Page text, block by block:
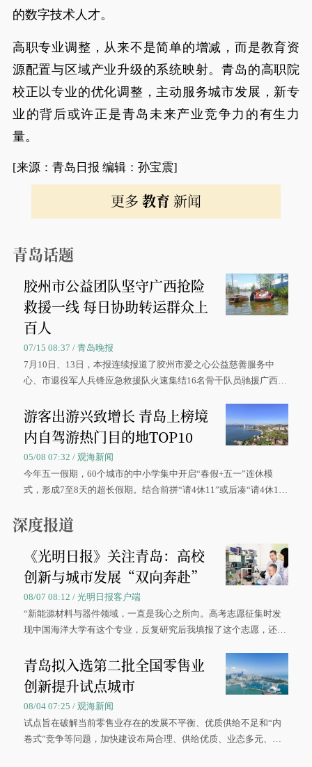
的数字技术人才。
高职专业调整，从来不是简单的增减，而是教育资
源配置与区域产业升级的系统映射。青岛的高职院
校正以专业的优化调整，主动服务城市发展，新专
业的背后或许正是青岛未来产业竞争力的有生力
量。
[来源：青岛日报 编辑：孙宝震]
更多 教育 新闻
青岛话题
胶州市公益团队坚守广西抢险
救援一线 每日协助转运群众上
百人
07/15 08:37 / 青岛晚报
7月10日、13日，本报连续报道了胶州市爱之心公益慈善服务中
心、市退役军人兵锋应急救援队火速集结16名骨干队员驰援广西灾
游客出游兴致增长 青岛上榜境
内自驾游热门目的地TOP10
05/08 07:32 / 观海新闻
今年五一假期，60个城市的中小学集中开启“春假+五一”连休模
式，形成7至8天的超长假期。结合前拼“请4休11”或后凑“请4休1
深度报道
《光明日报》关注青岛：高校
创新与城市发展“双向奔赴”
08/07 08:12 / 光明日报客户端
“新能源材料与器件领域，一直是我心之所向。高考志愿征集时发
现中国海洋大学有这个专业，反复研究后我填报了这个志愿，还真
大学材料科学与工程学院材料类专业的录取通知书。
青岛拟入选第二批全国零售业
创新提升试点城市
08/04 07:25 / 观海新闻
试点旨在破解当前零售业存在的发展不平衡、优质供给不足和“内
卷式”竞争等问题，加快建设布局合理、供给优质、业态多元、智